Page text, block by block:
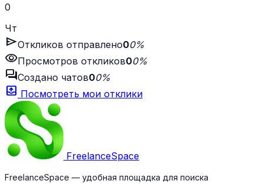
0
Чт
sendОткликов отправлено00%
visibilityПросмотров откликов00%
forumСоздано чатов00%
outbox Посмотреть мои отклики
FreelanceSpace
FreelanceSpace — удобная площадка для поиска